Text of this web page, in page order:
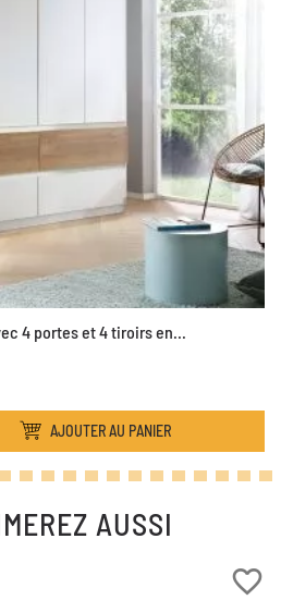
4 portes et 4 tiroirs en...
AJOUTER AU PANIER
AUSSI
favorite_border